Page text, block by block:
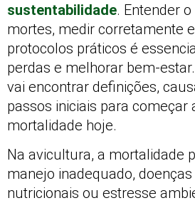
sustentabilidade. Entender
mortes, medir corretamente
protocolos práticos é
perdas e melhorar
vai encontrar definições,
passos iniciais para começar
mortalidade hoje.
Na avicultura, a mortalidade
manejo inadequado,
nutricionais ou estresse